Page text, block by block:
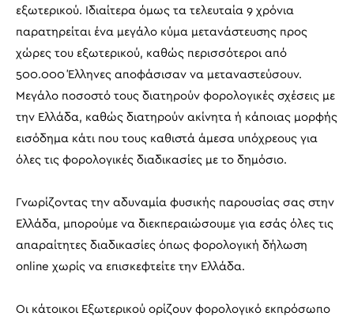
εξωτερικού. Ιδιαίτερα όμως τα τελευταία 9 χρόνια
παρατηρείται ένα μεγάλο κύμα μετανάστευσης προς
χώρες του εξωτερικού, καθώς περισσότεροι από
500.000 Έλληνες αποφάσισαν να μεταναστεύσουν.
Μεγάλο ποσοστό τους διατηρούν φορολογικές σχέσεις με
την Ελλάδα, καθώς διατηρούν ακίνητα ή κάποιας μορφής
εισόδημα κάτι που τους καθιστά άμεσα υπόχρεους για
όλες τις φορολογικές διαδικασίες με το δημόσιο.
Γνωρίζοντας την αδυναμία φυσικής παρουσίας σας στην
Ελλάδα, μπορούμε να διεκπεραιώσουμε για εσάς όλες τις
απαραίτητες διαδικασίες όπως φορολογική δήλωση
online χωρίς να επισκεφτείτε την Ελλάδα.
Οι κάτοικοι Εξωτερικού ορίζουν φορολογικό εκπρόσωπο